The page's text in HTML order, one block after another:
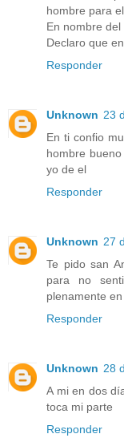
hombre para
En nombre del
Declaro que
Responder
Unknown 23
En ti confio
hombre
yo de el
Responder
Unknown 27
Te pido san
para no
plenamente en
Responder
Unknown 28
A mi en dos
toca mi parte
Responder